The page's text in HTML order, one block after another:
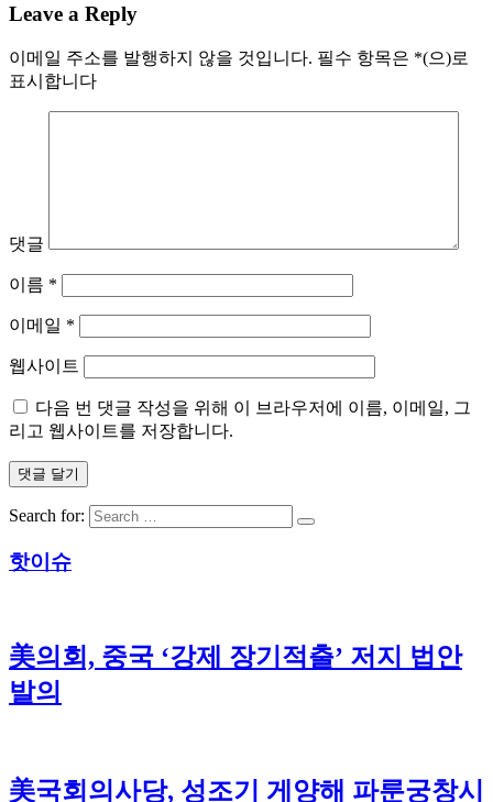
Leave a Reply
이메일 주소를 발행하지 않을 것입니다. 필수 항목은 *(으)로
표시합니다
댓글
이름 *
이메일 *
웹사이트
다음 번 댓글 작성을 위해 이 브라우저에 이름, 이메일, 그
리고 웹사이트를 저장합니다.
Search for:
핫이슈
美의회, 중국 ‘강제 장기적출’ 저지 법안
발의
美국회의사당, 성조기 게양해 파룬궁창시